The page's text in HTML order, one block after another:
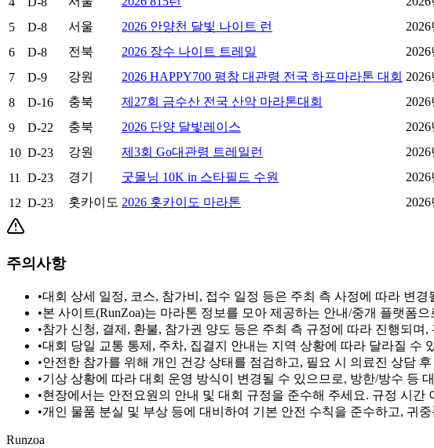
5
D-8 서울 2026 안양천 달빛 나이트 런
6
D-8 전북 2026 장수 나이트 트레일
7
D-9 강원 2026 HAPPY700 평창 대관령 전국 하프마라톤 대회
8
D-16 충북 제27회 금수산 전국 산악 마라톤대회
9
D-22 충북 2026 단양 달빛레이스
10 D-23 강원 제3회 Go대관령 트레일런
11
D-23 경기 굿몰닝 10K in 스타필드 수원
12 D-23 홋카이도 2026 홋카이도 마라톤
주의사항
•대회 상세 일정, 코스, 참가비, 접수 일정 등은 주최 측 사정에 따라 변
•본 사이트(RunZoa)는 마라톤 정보를 모아 제공하는 안내/중개 플랫폼
•참가 신청, 결제, 환불, 참가권 양도 등은 주최 측 규정에 따라 진행되며
•대회 당일 교통 통제, 주차, 집결지 안내는 지역 상황에 따라 달라질 수
•안전한 참가를 위해 개인 건강 상태를 점검하고, 필요 시 의료진 상담
•기상 상황에 따라 대회 운영 방식이 변경될 수 있으므로, 방한/방수 등
•현장에서는 안전요원의 안내 및 대회 규정을 준수해 주세요. 규정 시
•개인 물품 분실 및 부상 등에 대비하여 기본 안전 수칙을 준수하고, 귀
Runzoa